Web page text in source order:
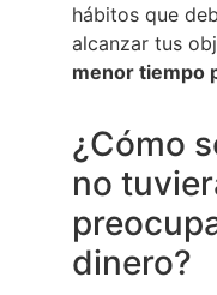
hábitos que
alcanzar tus
menor tiempo
¿Cómo
no
dinero?